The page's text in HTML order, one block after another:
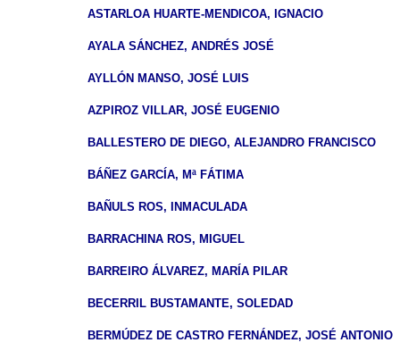
ASTARLOA HUARTE-MENDICOA, IGNACIO
AYALA SÁNCHEZ, ANDRÉS JOSÉ
AYLLÓN MANSO, JOSÉ LUIS
AZPIROZ VILLAR, JOSÉ EUGENIO
BALLESTERO DE DIEGO, ALEJANDRO FRANCISCO
BÁÑEZ GARCÍA, Mª FÁTIMA
BAÑULS ROS, INMACULADA
BARRACHINA ROS, MIGUEL
BARREIRO ÁLVAREZ, MARÍA PILAR
BECERRIL BUSTAMANTE, SOLEDAD
BERMÚDEZ DE CASTRO FERNÁNDEZ, JOSÉ ANTONIO